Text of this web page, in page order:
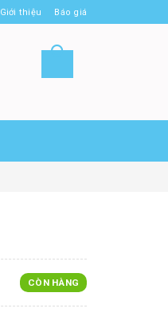
Giới thiệu Báo giá
CÒN HÀNG